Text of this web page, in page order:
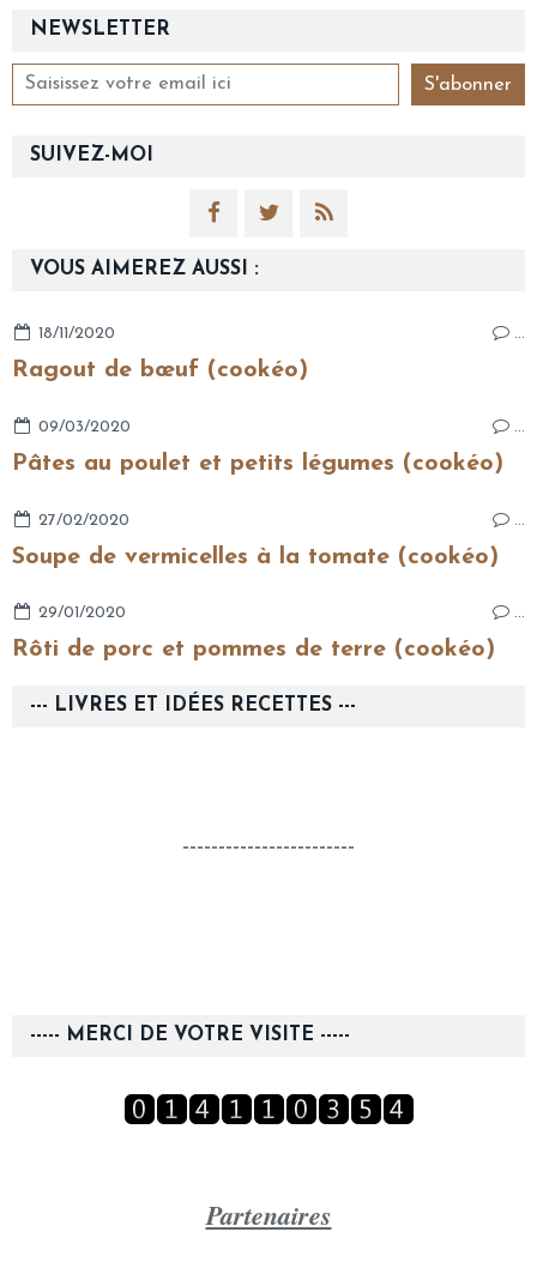
NEWSLETTER
SUIVEZ-MOI
VOUS AIMEREZ AUSSI :
18/11/2020 …
Ragout de bœuf (cookéo)
09/03/2020 …
Pâtes au poulet et petits légumes (cookéo)
27/02/2020
Soupe de vermicelles à la tomate (cookéo)
29/01/2020 …
Rôti de porc et pommes de terre (cookéo)
--- LIVRES ET IDÉES RECETTES ---
------------------------
----- MERCI DE VOTRE VISITE -----
Partenaires